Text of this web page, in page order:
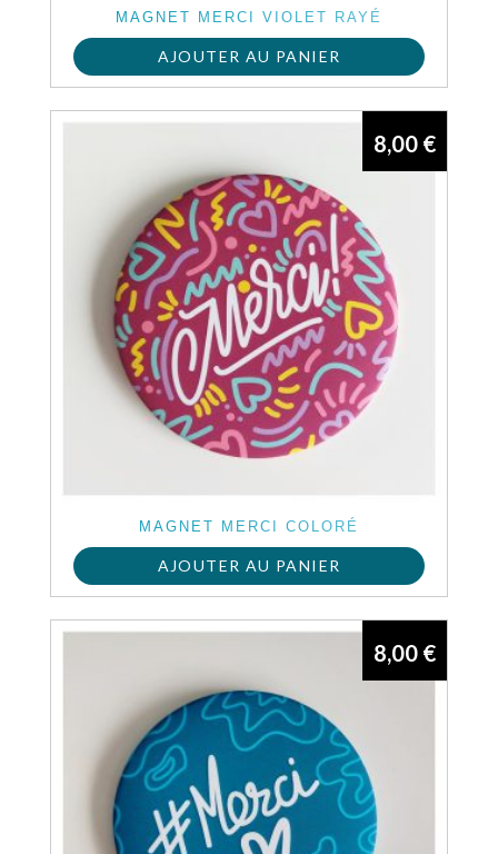
MAGNET MERCI VIOLET RAYÉ
AJOUTER AU PANIER
MAGNET MERCI COLORÉ
8,00 €
AJOUTER AU PANIER
8,00 €